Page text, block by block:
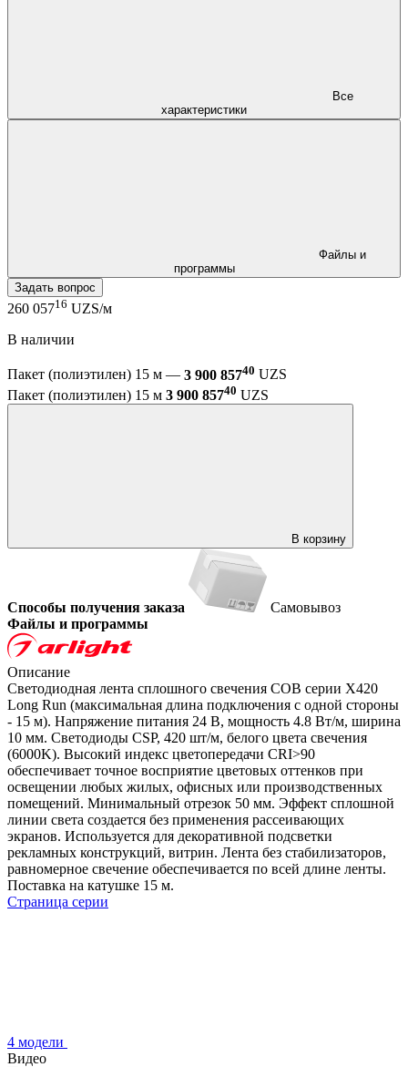
характеристики
программы
Задать вопрос
260 05716 UZS/м
В наличии
Пакет (полиэтилен) 15 м — 3 900 85740 UZS
Пакет (полиэтилен) 15 м 3 900 85740 UZS
В корзину
Способы получения заказа
Самовывоз
Файлы и программы
Описание
Светодиодная лента сплошного свечения COB серии X420
Long Run (максимальная длина подключения с одной стороны
- 15 м). Напряжение питания 24 В, мощность 4.8 Вт/м, ширина
10 мм. Светодиоды CSP, 420 шт/м, белого цвета свечения
(6000K). Высокий индекс цветопередачи CRI>90
обеспечивает точное восприятие цветовых оттенков при
освещении любых жилых, офисных или производственных
помещений. Минимальный отрезок 50 мм. Эффект сплошной
линии света создается без применения рассеивающих
экранов. Используется для декоративной подсветки
рекламных конструкций, витрин. Лента без стабилизаторов,
равномерное свечение обеспечивается по всей длине ленты.
Поставка на катушке 15 м.
Страница серии
4 модели
Видео